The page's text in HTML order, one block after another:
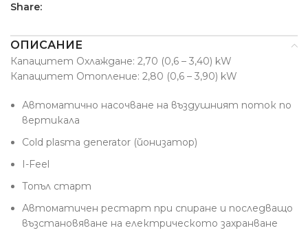
Share:
ОПИСАНИЕ
Капацитет Охлаждане: 2,70 (0,6 – 3,40) kW
Капацитет Отопление: 2,80 (0,6 – 3,90) kW
Автоматично насочване на въздушният поток по
вертикала
Cold plasma generator (йонизатор)
I-Feel
Топъл старт
Автоматичен рестарт при спиране и последващо
възстановяване на електрическото захранване